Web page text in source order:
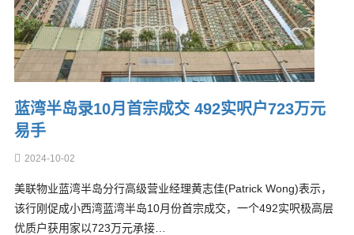
蓝湾半岛录10月首宗成交 492实呎户723万元
易手
2024-10-02
美联物业蓝湾半岛分行高级营业经理黄志佳(Patrick Wong)表示，
该行刚促成小西湾蓝湾半岛10月份首宗成交，一个492实呎极高层
优质户获用家以723万元承接…